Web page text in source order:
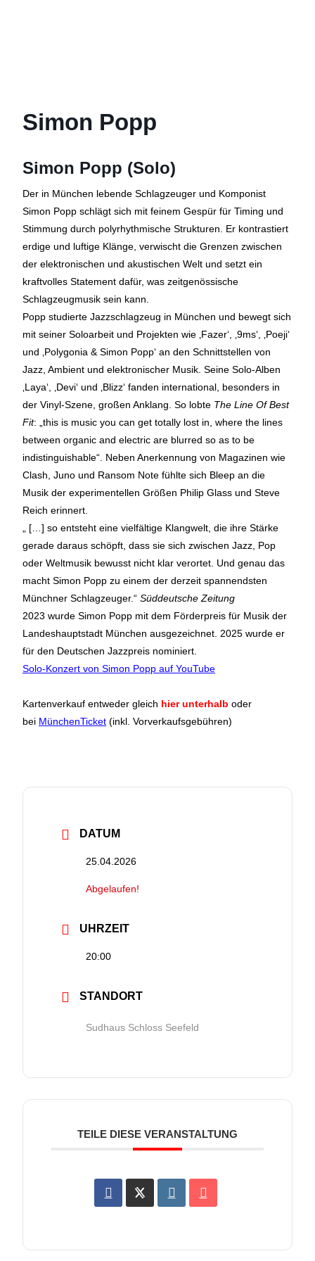
Simon Popp
Simon Popp (Solo)
Der in München lebende Schlagzeuger und Komponist
Simon Popp schlägt sich mit feinem Gespür für Timing und
Stimmung durch polyrhythmische Strukturen. Er kontrastiert
erdige und luftige Klänge, verwischt die Grenzen zwischen
der elektronischen und akustischen Welt und setzt ein
kraftvolles Statement dafür, was zeitgenössische
Schlagzeugmusik sein kann.
Popp studierte Jazzschlagzeug in München und bewegt sich
mit seiner Soloarbeit und Projekten wie ‚Fazer‘, ‚9ms‘, ‚Poeji‘
und ‚Polygonia & Simon Popp‘ an den Schnittstellen von
Jazz, Ambient und elektronischer Musik. Seine Solo-Alben
‚Laya‘, ‚Devi‘ und ‚Blizz‘ fanden international, besonders in
der Vinyl-Szene, großen Anklang. So lobte The Line Of Best
Fit: „this is music you can get totally lost in, where the lines
between organic and electric are blurred so as to be
indistinguishable“. Neben Anerkennung von Magazinen wie
Clash, Juno und Ransom Note fühlte sich Bleep an die
Musik der experimentellen Größen Philip Glass und Steve
Reich erinnert.
„ […] so entsteht eine vielfältige Klangwelt, die ihre Stärke
gerade daraus schöpft, dass sie sich zwischen Jazz, Pop
oder Weltmusik bewusst nicht klar verortet. Und genau das
macht Simon Popp zu einem der derzeit spannendsten
Münchner Schlagzeuger.“ Süddeutsche Zeitung
2023 wurde Simon Popp mit dem Förderpreis für Musik der
Landeshauptstadt München ausgezeichnet. 2025 wurde er
für den Deutschen Jazzpreis nominiert.
Solo-Konzert von Simon Popp auf YouTube
Kartenverkauf entweder gleich hier unterhalb oder
bei MünchenTicket (inkl. Vorverkaufsgebühren)
DATUM
25.04.2026
Abgelaufen!
UHRZEIT
20:00
STANDORT
Sudhaus Schloss Seefeld
TEILE DIESE VERANSTALTUNG